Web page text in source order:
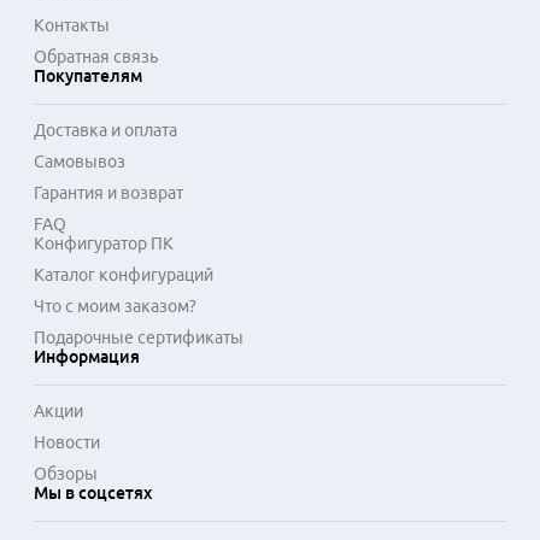
для монтажа в телекоммуникационных шкафах и для
подключения устройств в пределах рабочей зоны. Такие
шнуры проходят тестирование на соответствие
подтверждает способность передавать данные на высокой
скорости без потерь.
Контакты
Обратная связь
Покупателям
Доставка и оплата
Самовывоз
Гарантия и возврат
FAQ
Конфигуратор ПК
Каталог конфигураций
Что с моим заказом?
Подарочные сертификаты
Информация
Акции
Новости
Обзоры
Мы в соцсетях